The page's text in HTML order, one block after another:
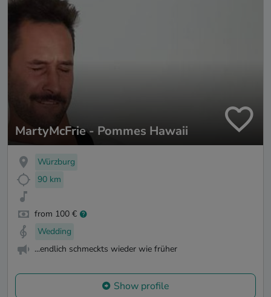
MartyMcFrie - Pommes Hawaii
Würzburg
90 km
from 100 €
Wedding
...endlich schmeckts wieder wie früher
Show profile